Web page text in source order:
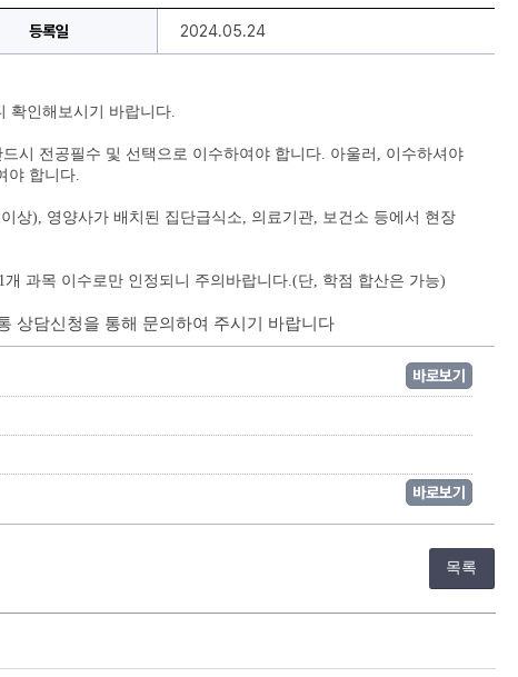
등록일 2024.05.24
확인해보시기 바랍니다.
시 전공필수 및 선택으로 이수하여야 합니다. 아울러, 이수하셔야
야 합니다.
상), 영양사가 배치된 집단급식소, 의료기관, 보건소 등에서 현장
과목 이수로만 인정되니 주의바랍니다.(단, 학점 합산은 가능)
상담신청을 통해 문의하여 주시기 바랍니다
바로보기
바로보기
목록